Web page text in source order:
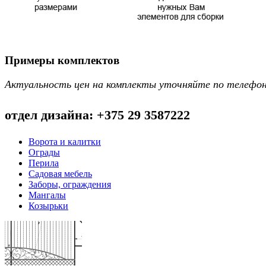
Примеры комплектов
Актуальность цен на комплекты уточняйте по
отдел дизайна: +375 29 3587222
Ворота и калитки
Ограды
Перила
Садовая мебель
Заборы, ограждения
Мангалы
Козырьки